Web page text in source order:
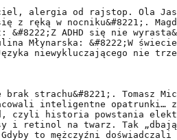
alergia od rajstop. Ola
z ręką w nocniku&#8221;.
&#8222;Z ADHD się nie
Młynarska: &#8222;W
niewykluczającego nie
brak strachu&#8221;.
inteligentne opatrunki…
czyli historia powstania
i retinol na twarz. Tak
to mężczyźni